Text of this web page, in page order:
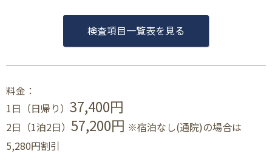
検査項目一覧表を見る
料金：
1日（日帰り） 37,400円
2日（1泊2日） 57,200円 ※宿泊なし(通院)の場合は
5,280円割引